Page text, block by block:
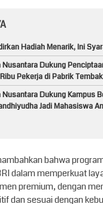
Hadiah Menarik, Ini
Dukung
Pekerja di Pabrik
Dukung Kampus
Jadi Mahasiswa
bahwa
dalam memperkuat
premium, dengan
dan sesuai dengan